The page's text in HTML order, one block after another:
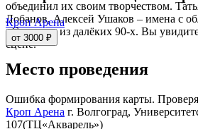
объединил их своим творчеством.
Лобанов, Алексей Ушаков – имена с
«Сектора» из далёких 90-х. Вы
сцене.
Кроп Арена
от 3000 ₽
Место проведения
Ошибка формирования карты.
Кроп Арена г. Волгоград,
107(ТЦ«Акварель»)